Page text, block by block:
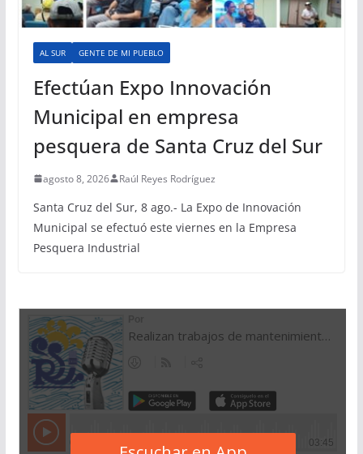
AL SUR GENTE DE MI PUEBLO
Efectúan Expo Innovación
Municipal en empresa
pesquera de Santa Cruz del Sur
agosto 8, 2026 Raúl Reyes Rodríguez
Santa Cruz del Sur, 8 ago.- La Expo de Innovación
Municipal se efectuó este viernes en la Empresa
Pesquera Industrial